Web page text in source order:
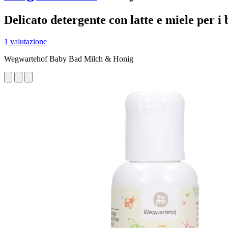
Delicato detergente con latte e miele per i
1 valutazione
Wegwartehof Baby Bad Milch & Honig